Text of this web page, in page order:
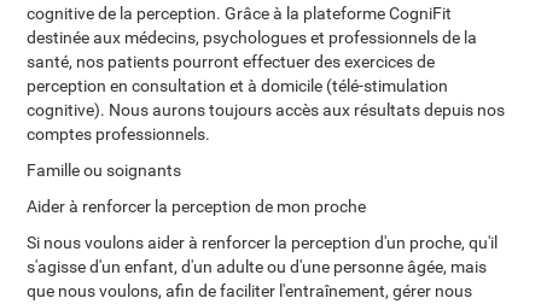
cognitive de la perception. Grâce à la plateforme CogniFit
destinée aux médecins, psychologues et professionnels de la
santé, nos patients pourront effectuer des exercices de
perception en consultation et à domicile (télé-stimulation
cognitive). Nous aurons toujours accès aux résultats depuis nos
comptes professionnels.
Famille ou soignants
Aider à renforcer la perception de mon proche
Si nous voulons aider à renforcer la perception d'un proche, qu'il
s'agisse d'un enfant, d'un adulte ou d'une personne âgée, mais
que nous voulons, afin de faciliter l'entraînement, gérer nous